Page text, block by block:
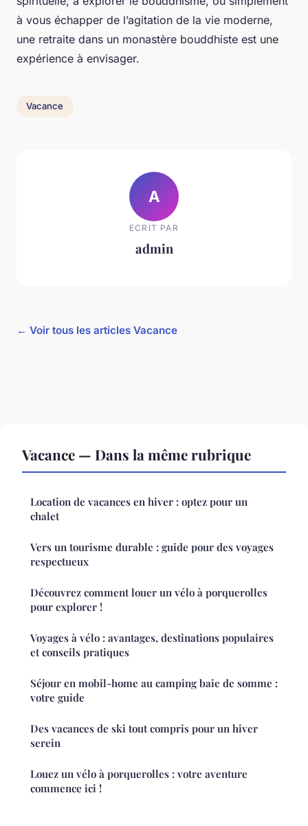
à vous échapper de l’agitation de la vie moderne,
une retraite dans un monastère bouddhiste est une
expérience à envisager.
Vacance
A
ECRIT PAR
admin
← Voir tous les articles Vacance
Vacance — Dans la même rubrique
Location de vacances en hiver : optez pour un
chalet
Vers un tourisme durable : guide pour des voyages
respectueux
Découvrez comment louer un vélo à porquerolles
pour explorer !
Voyages à vélo : avantages, destinations populaires
et conseils pratiques
Séjour en mobil-home au camping baie de somme :
votre guide
Des vacances de ski tout compris pour un hiver
serein
Louez un vélo à porquerolles : votre aventure
commence ici !